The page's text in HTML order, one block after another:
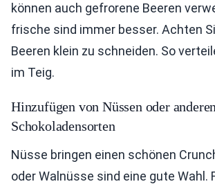
können auch gefrorene Beeren
frische sind immer besser. Achten
Beeren klein zu schneiden. So
im Teig.
Hinzufügen von Nüssen oder anderen
Schokoladensorten
Nüsse bringen einen schönen
oder Walnüsse sind eine gute Wahl.